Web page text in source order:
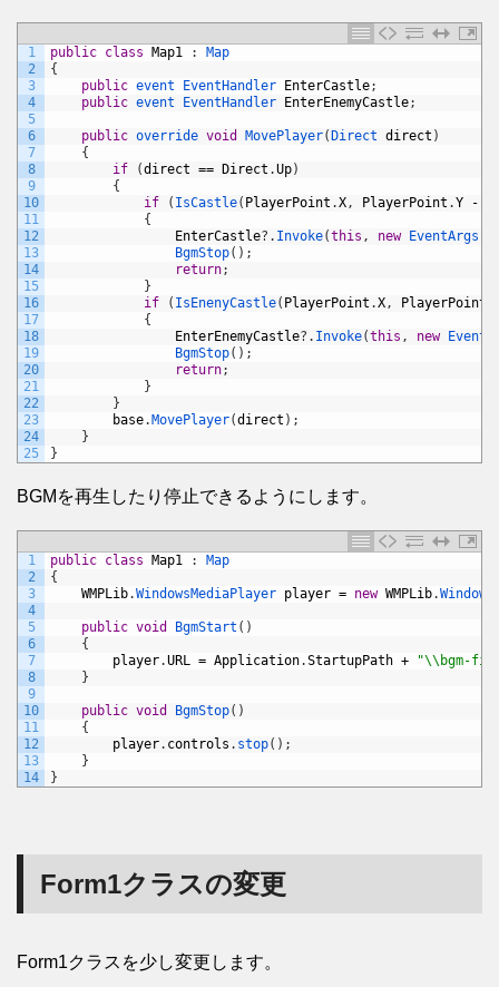
1
2
3
4
5
6
7
8
9
10
11
12
13
14
15
16
17
18
19
20
21
22
23
24
25
public class Map1 :
Map
{
public event EventHandler EnterCastle;
public event EventHandler EnterEnemyCastle;
public override void MovePlayer( Direct direct )
{
if
(direct == Direct .Up)
{
if
( IsCastle( PlayerPoint .X, PlayerPoint .Y -
{
EnterCastle? . Invoke(this , new EventArgs
BgmStop( ) ;
return;
}
if
( IsEnenyCastle( PlayerPoint .X, PlayerPoint
{
EnterEnemyCastle? . Invoke(this , new
BgmStop( ) ;
return;
}
}
base. MovePlayer(direct ) ;
}
}
BGMを再生したり停止できるようにします。
1
2
3
4
5
6
7
8
9
10
11
12
13
14
public class Map1 :
Map
{
WMPLib.WindowsMediaPlayer player = new WMPLib.
public void BgmStart ( )
{
player.URL = Application.StartupPath +
"\\bgm-
}
public void BgmStop( )
{
player. controls . stop( ) ;
}
}
Form1クラスの変更
Form1クラスを少し変更します。